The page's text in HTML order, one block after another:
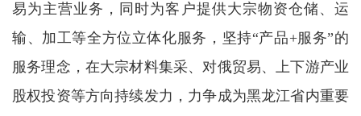
易为主营业务，同时为客户提供大宗物资仓储、运
输、加工等全方位立体化服务，坚持“产品+服务”的
服务理念，在大宗材料集采、对俄贸易、上下游产业
股权投资等方向持续发力，力争成为黑龙江省内重要